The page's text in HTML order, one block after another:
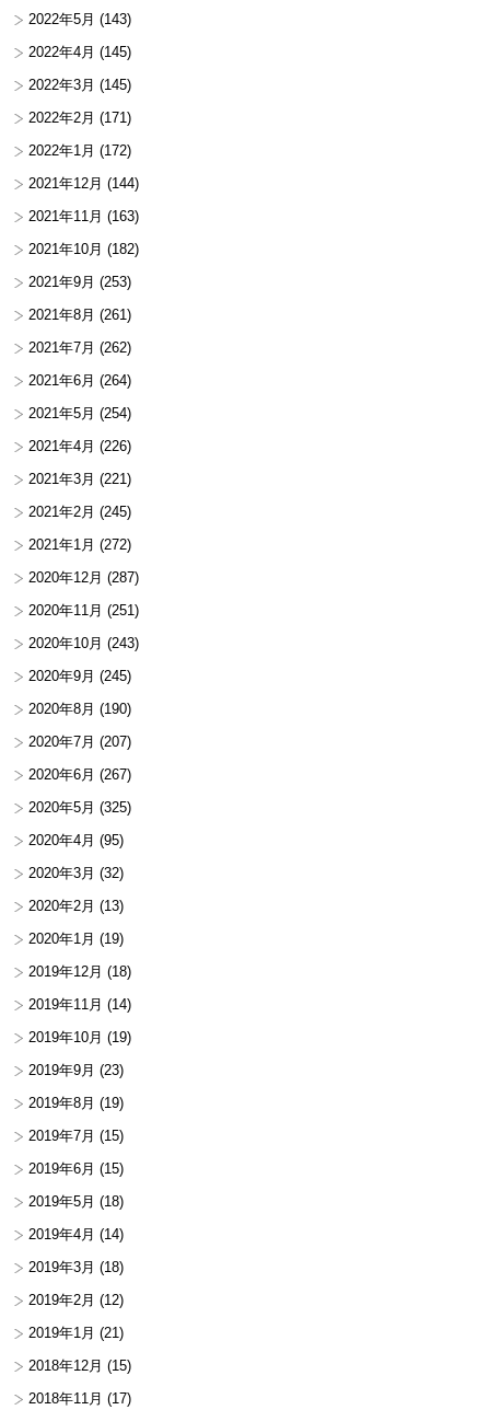
2022年5月 (143)
2022年4月 (145)
2022年3月 (145)
2022年2月 (171)
2022年1月 (172)
2021年12月 (144)
2021年11月 (163)
2021年10月 (182)
2021年9月 (253)
2021年8月 (261)
2021年7月 (262)
2021年6月 (264)
2021年5月 (254)
2021年4月 (226)
2021年3月 (221)
2021年2月 (245)
2021年1月 (272)
2020年12月 (287)
2020年11月 (251)
2020年10月 (243)
2020年9月 (245)
2020年8月 (190)
2020年7月 (207)
2020年6月 (267)
2020年5月 (325)
2020年4月 (95)
2020年3月 (32)
2020年2月 (13)
2020年1月 (19)
2019年12月 (18)
2019年11月 (14)
2019年10月 (19)
2019年9月 (23)
2019年8月 (19)
2019年7月 (15)
2019年6月 (15)
2019年5月 (18)
2019年4月 (14)
2019年3月 (18)
2019年2月 (12)
2019年1月 (21)
2018年12月 (15)
2018年11月 (17)